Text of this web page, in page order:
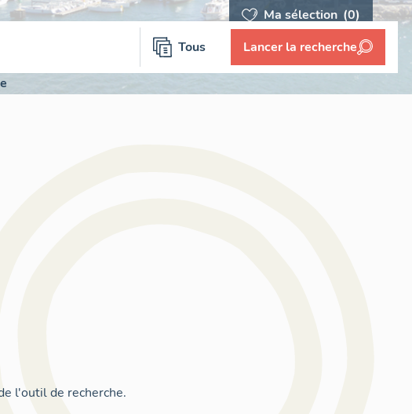
Ma sélection (0)
Tous Lancer la recherche
l'outil de recherche.